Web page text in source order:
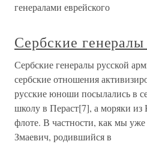
генералами еврейского
Сербские
Сербские генералы русской
сербские отношения
русские юноши посылались в
школу в Пераст[7], а моряки из
флоте. В частности, как мы
Змаевич, родившийся в